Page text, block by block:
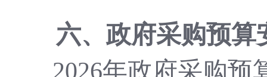
六、政府采购预算
2026年政府采购预